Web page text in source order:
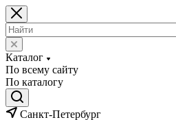
Каталог
По всему сайту
По каталогу
Санкт-Петербург